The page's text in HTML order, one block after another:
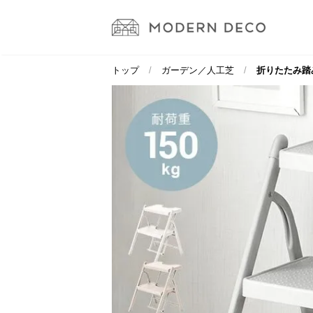
トップ ガーデン／人工芝 折りたたみ